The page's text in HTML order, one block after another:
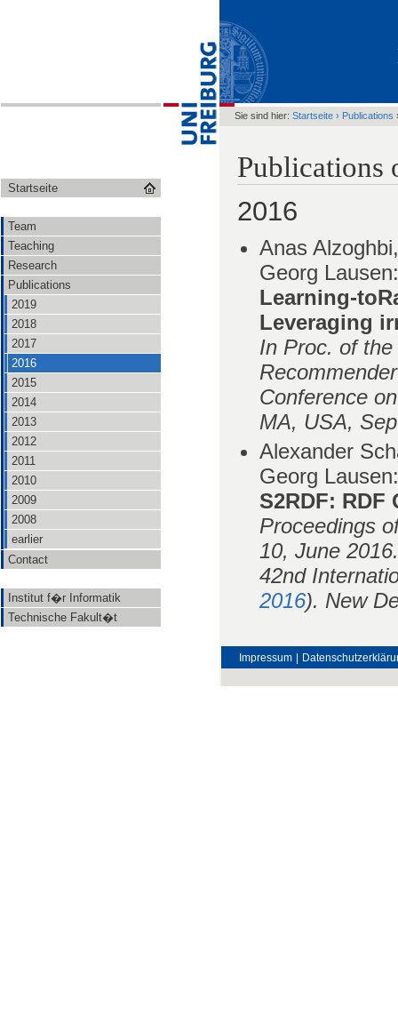
Startseite
Team
Teaching
Research
Publications
2019
2018
2017
2016
2015
2014
2013
2012
2011
2010
2009
2008
earlier
Contact
Institut f�r Informatik
Technische Fakult�t
Sie sind hier: Startseite › Publications
Publications
2016
Anas
Georg Lausen:
Learning-
Leveraging
In Proc. of
Conference
MA, USA,
Alexander
Georg Lausen:
S2RDF:
Proceedings
10, June 2016.
42nd
2016). New
Impressum